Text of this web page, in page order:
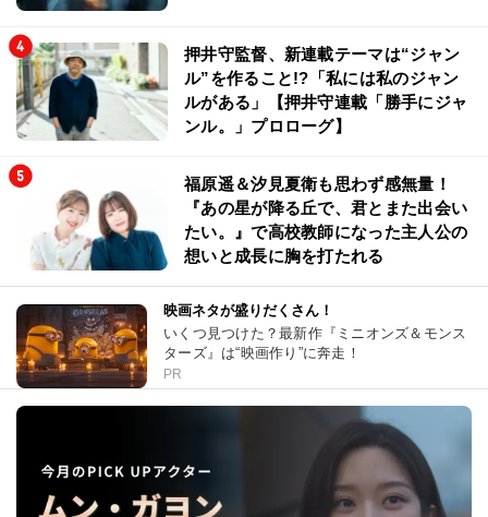
押井守監督、新連載テーマは“ジャン
ル”を作ること!?「私には私のジャン
ルがある」【押井守連載「勝手にジャ
ンル。」プロローグ】
福原遥＆汐見夏衛も思わず感無量！
『あの星が降る丘で、君とまた出会い
たい。』で高校教師になった主人公の
想いと成長に胸を打たれる
映画ネタが盛りだくさん！
いくつ見つけた？最新作『ミニオンズ＆モンス
ターズ』は“映画作り”に奔走！
PR